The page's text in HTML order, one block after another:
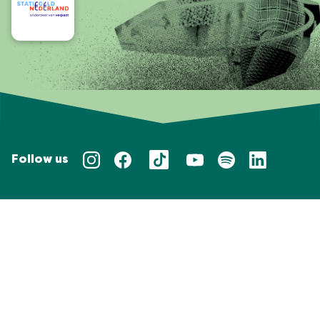
Follow us